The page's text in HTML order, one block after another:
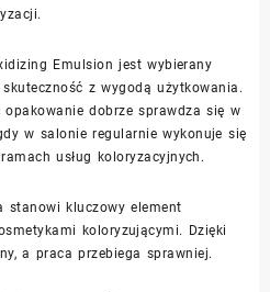
Emulsion jest wybierany
z wygodą użytkowania.
dobrze sprawdza się w
w salonie regularnie wykonuje się
usług koloryzacyjnych.
stanowi kluczowy element
koloryzującymi. Dzięki
a praca przebiega sprawniej.